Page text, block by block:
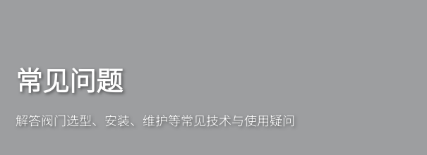
常见问题
解答阀门选型、安装、维护等常见技术与使用疑问